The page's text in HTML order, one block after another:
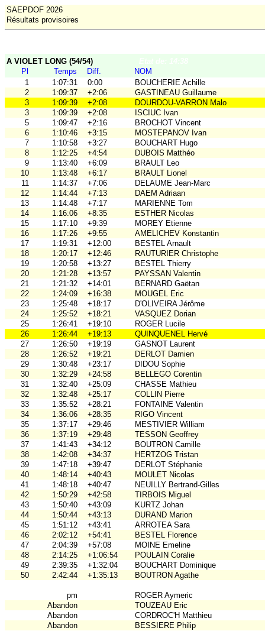
SAEPDOF 2026
Résultats provisoires
A VIOLET LONG (54/54)
Pl
Temps Diff.
NOM
1
1:07:31 0:00
BOUCHERIE Achille
2
1:09:37 +2:06
GASTINEAU Guillaume
3
1:09:39 +2:08
DOURDOU-VARRON Malo
3
1:09:39 +2:08
ISCIUC Ivan
5
1:09:47 +2:16
BROCHOT Vincent
6
1:10:46 +3:15
MOSTEPANOV Ivan
7
1:10:58 +3:27
BOUCHART Hugo
8
1:12:25 +4:54
DUBOIS Matthéo
9
1:13:40 +6:09
BRAULT Leo
10
1:13:48 +6:17
BRAULT Lionel
11
1:14:37 +7:06
DELAUME Jean-Marc
12
1:14:44 +7:13
DAEM Adriaan
13
1:14:48 +7:17
MARIENNE Tom
14
1:16:06 +8:35
ESTHER Nicolas
15
1:17:10 +9:39
MOREY Etienne
16
1:17:26 +9:55
AMELICHEV Konstantin
17
1:19:31 +12:00
BESTEL Arnault
18
1:20:17 +12:46
RAUTURIER Christophe
19
1:20:58 +13:27
BESTEL Thierry
20
1:21:28 +13:57
PAYSSAN Valentin
21
1:21:32 +14:01
BERNARD Gaëtan
22
1:24:09 +16:38
MOUGEL Eric
23
1:25:48 +18:17
D'OLIVEIRA Jérôme
24
1:25:52 +18:21
VASQUEZ Dorian
25
1:26:41 +19:10
ROGER Lucile
26
1:26:44 +19:13
QUINQUENEL Hervé
27
1:26:50 +19:19
GASNOT Laurent
28
1:26:52 +19:21
DERLOT Damien
29
1:30:48 +23:17
DIDOU Sophie
30
1:32:29 +24:58
BELLEGO Corentin
31
1:32:40 +25:09
CHASSE Mathieu
32
1:32:48 +25:17
COLLIN Pierre
33
1:35:52 +28:21
FONTAINE Valentin
34
1:36:06 +28:35
RIGO Vincent
35
1:37:17 +29:46
MESTIVIER William
36
1:37:19 +29:48
TESSON Geoffrey
37
1:41:43 +34:12
BOUTRON Camille
38
1:42:08 +34:37
HERTZOG Tristan
39
1:47:18 +39:47
DERLOT Stéphanie
40
1:48:14 +40:43
MOULET Nicolas
41
1:48:18 +40:47
NEUILLY Bertrand-Gilles
42
1:50:29 +42:58
TIRBOIS Miguel
43
1:50:40 +43:09
KURTZ Johan
44
1:50:44 +43:13
DURAND Marion
45
1:51:12 +43:41
ARROTEA Sara
46
2:02:12 +54:41
BESTEL Florence
47
2:04:39 +57:08
MOINE Emeline
48
2:14:25 +1:06:54
POULAIN Coralie
49
2:39:35 +1:32:04
BOUCHART Dominique
50
2:42:44 +1:35:13 BOUTRON Agathe
pm
ROGER Aymeric
Abandon
TOUZEAU Eric
Abandon
CORDROC'H Matthieu
Abandon
BESSIERE Philip